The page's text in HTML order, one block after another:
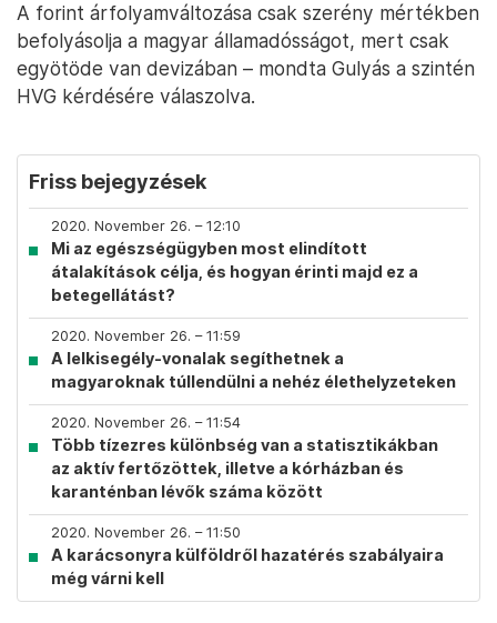
A forint árfolyamváltozása csak szerény mértékben
befolyásolja a magyar államadósságot, mert csak
egyötöde van devizában – mondta Gulyás a szintén
HVG kérdésére válaszolva.
Friss bejegyzések
2020. November 26. – 12:10
Mi az egészségügyben most elindított
átalakítások célja, és hogyan érinti majd ez a
betegellátást?
2020. November 26. – 11:59
A lelkisegély-vonalak segíthetnek a
magyaroknak túllendülni a nehéz élethelyzeteken
2020. November 26. – 11:54
Több tízezres különbség van a statisztikákban
az aktív fertőzöttek, illetve a kórházban és
karanténban lévők száma között
2020. November 26. – 11:50
A karácsonyra külföldről hazatérés szabályaira
még várni kell